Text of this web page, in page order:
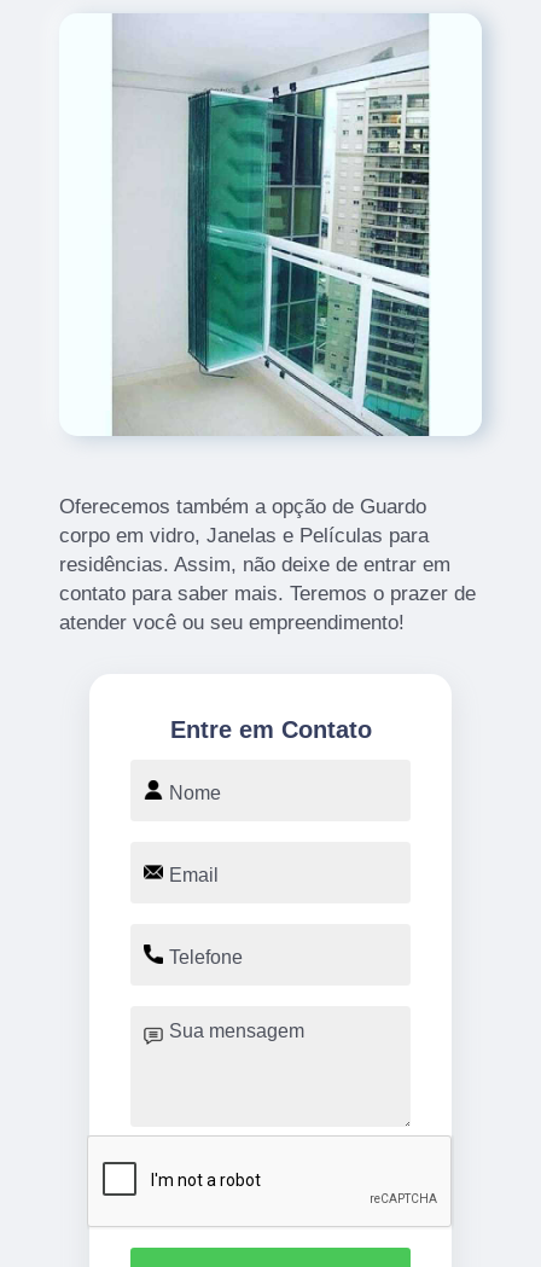
Oferecemos também a opção de Guardo
corpo em vidro, Janelas e Películas para
residências. Assim, não deixe de entrar em
contato para saber mais. Teremos o prazer de
atender você ou seu empreendimento!
Entre em Contato